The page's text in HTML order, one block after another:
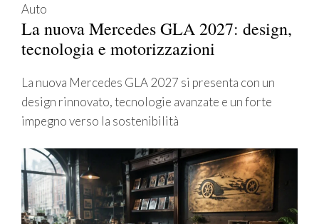
Auto
La nuova Mercedes GLA 2027: design,
tecnologia e motorizzazioni
La nuova Mercedes GLA 2027 si presenta con un
design rinnovato, tecnologie avanzate e un forte
impegno verso la sostenibilità